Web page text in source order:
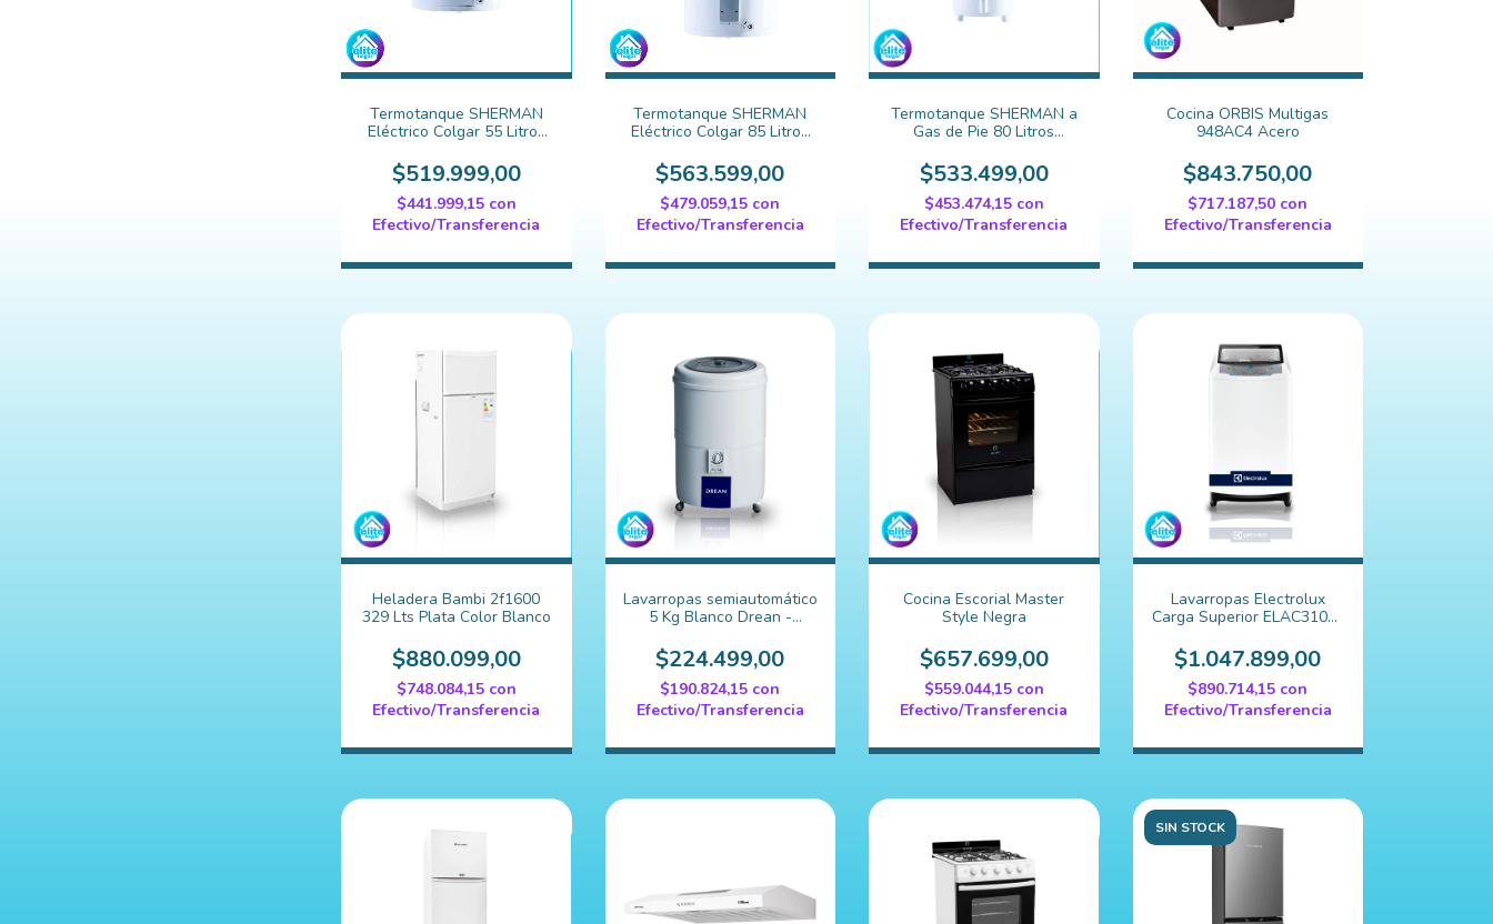
Termotanque SHERMAN
Eléctrico Colgar 55 Litros
$519.999,00
$441.999,15 con
Efectivo/Transferencia
Termotanque SHERMAN
Eléctrico Colgar 85 Litros
$563.599,00
$479.059,15 con
Efectivo/Transferencia
Termotanque SHERMAN a
Gas de Pie 80 Litros
$533.499,00
$453.474,15 con
Efectivo/Transferencia
Cocina ORBIS Multigas
948AC4 Acero
$843.750,00
$717.187,50 con
Efectivo/Transferencia
Heladera Bambi 2f1600
329 Lts Plata Color Blanco
$880.099,00
$748.084,15 con
Efectivo/Transferencia
Lavarropas semiautomático
5 Kg Blanco Drean -
$224.499,00
$190.824,15 con
Efectivo/Transferencia
Cocina Escorial Master
Style Negra
$657.699,00
$559.044,15 con
Efectivo/Transferencia
Lavarropas Electrolux
Carga Superior ELAC310W
$1.047.899,00
$890.714,15 con
Efectivo/Transferencia
SIN STOCK